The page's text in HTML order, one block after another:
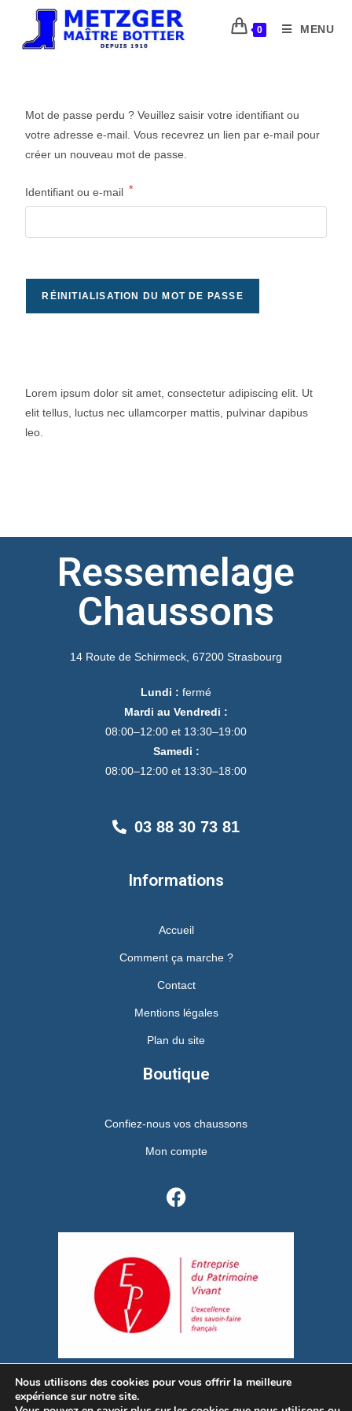
0 MENU
Mot de passe perdu ? Veuillez saisir votre identifiant ou
votre adresse e-mail. Vous recevrez un lien par e-mail pour
créer un nouveau mot de passe.
Identifiant ou e-mail *
RÉINITIALISATION DU MOT DE PASSE
Lorem ipsum dolor sit amet, consectetur adipiscing elit. Ut
elit tellus, luctus nec ullamcorper mattis, pulvinar dapibus
leo.
Ressemelage
Chaussons
14 Route de Schirmeck, 67200 Strasbourg
Lundi : fermé
Mardi au Vendredi :
08:00–12:00 et 13:30–19:00
Samedi :
08:00–12:00 et 13:30–18:00
03 88 30 73 81
Informations
Accueil
Comment ça marche ?
Contact
Mentions légales
Plan du site
Boutique
Confiez-nous vos chaussons
Mon compte
© 2020 Ressemelage Chaussons escalade Metzger – Tous droits
Nous utilisons des cookies pour vous offrir la meilleure
expérience sur notre site.